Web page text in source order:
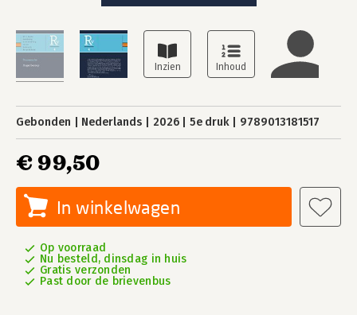
Gebonden Nederlands 2026 5e druk 9789013181517
€ 99,50
In winkelwagen
Op voorraad
Nu besteld, dinsdag in huis
Gratis verzonden
Past door de brievenbus